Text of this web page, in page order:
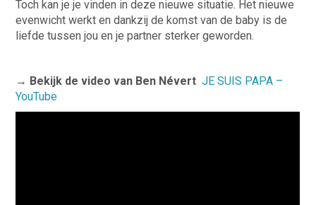
Toch kan je je vinden in deze nieuwe situatie. Het nieuwe
evenwicht werkt en dankzij de komst van de baby is de
liefde tussen jou en je partner sterker geworden.
→ Bekijk de video van Ben Névert JE SUIS PAPA –
YouTube